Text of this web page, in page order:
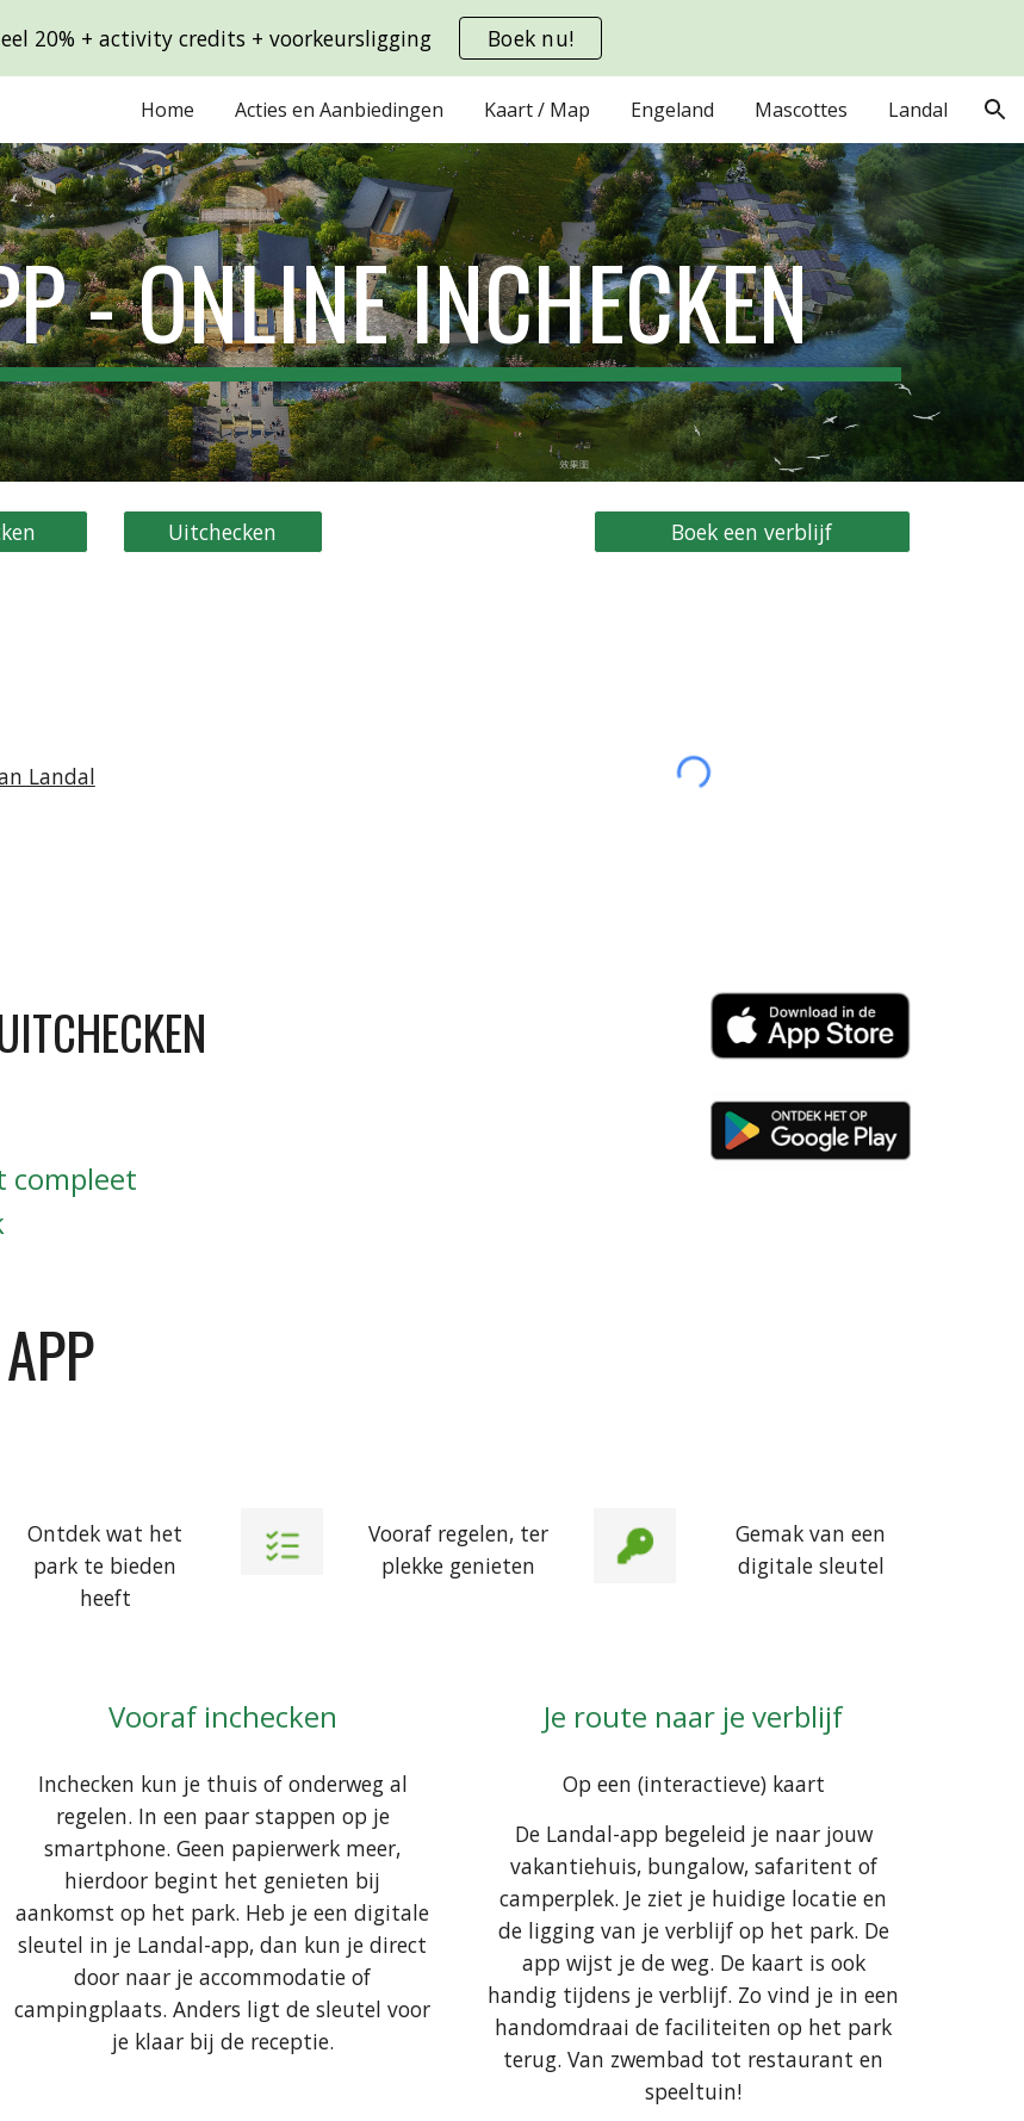
content Skip to navigation
20% + activity credits + voorkeursligging Boek nu!
Home Acties en Aanbiedingen Kaart / Map Engeland Mascottes Landal
- ONLINE INCHECKEN
Uitchecken Boek een verblijf
Landal
compleet
Ontdek wat het
park te bieden
heeft
Vooraf regelen, ter
plekke genieten
Gemak van een
digitale sleutel
Vooraf inchecken
Inchecken kun je thuis of onderweg al
regelen. In een paar stappen op je
smartphone. Geen papierwerk meer,
hierdoor begint het genieten bij
aankomst op het park. Heb je een digitale
sleutel in je Landal-app, dan kun je direct
door naar je accommodatie of
campingplaats. Anders ligt de sleutel voor
je klaar bij de receptie.
Je route naar je verblijf
Op een (interactieve) kaart
De Landal-app begeleid je naar jouw
vakantiehuis, bungalow, safaritent of
camperplek. Je ziet je huidige locatie en
de ligging van je verblijf op het park. De
app wijst je de weg. De kaart is ook
handig tijdens je verblijf. Zo vind je in een
handomdraai de faciliteiten op het park
terug. Van zwembad tot restaurant en
speeltuin!